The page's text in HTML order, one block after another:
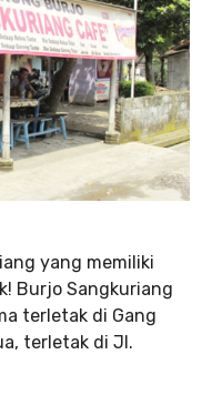
yang memiliki
Burjo Sangkuriang
terletak di Gang
terletak di Jl.